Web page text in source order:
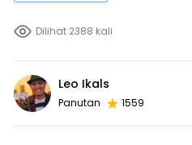
Dilihat 2388 kali
Leo Ikals
Panutan 1559